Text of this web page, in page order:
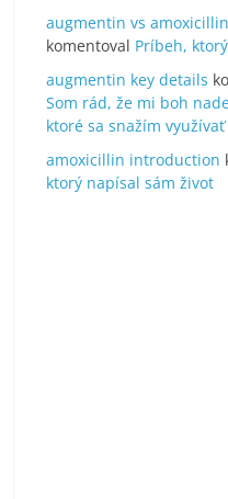
augmentin vs
komentoval Príbeh,
augmentin key details
Som rád, že mi boh
ktoré sa snažím
amoxicillin introduction
ktorý napísal sám život